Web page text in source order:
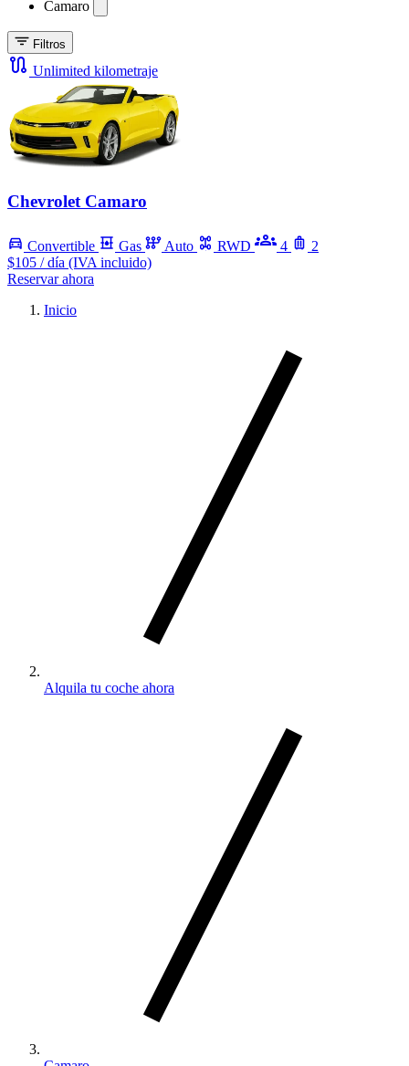
Camaro
Filtros
Unlimited kilometraje
Chevrolet Camaro
Convertible Gas Auto RWD 4
2
$105 / día (IVA incluido)
Reservar ahora
Inicio
Alquila tu coche ahora